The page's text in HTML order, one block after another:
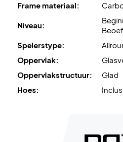
Frame materiaal:
Niveau:
Spelerstype:
Oppervlak:
Oppervlakstructuur:
Glad
Hoes: